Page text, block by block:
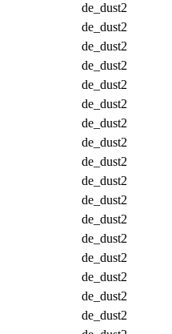
de_dust2
de_dust2
de_dust2
de_dust2
de_dust2
de_dust2
de_dust2
de_dust2
de_dust2
de_dust2
de_dust2
de_dust2
de_dust2
de_dust2
de_dust2
de_dust2
de_dust2